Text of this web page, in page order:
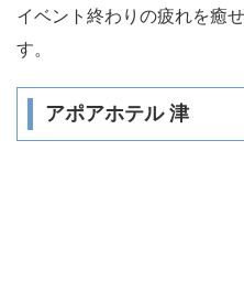
イベント終わりの疲れを癒
す。
アポアホテル 津